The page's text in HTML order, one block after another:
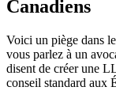
Canadiens
Voici un piège dans
vous parlez à un
disent de créer une
conseil standard aux